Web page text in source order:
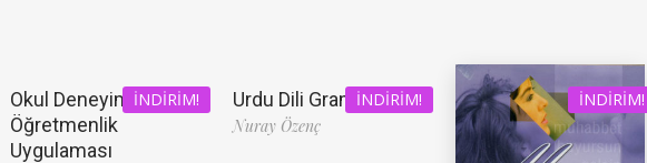
İNDIRIM!
Okul Deneyimi ve
Öğretmenlik
Uygulaması
İNDIRIM!
Urdu Dili Grameri
Nuray Özenç
İNDIRIM!